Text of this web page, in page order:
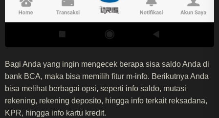
Bagi Anda yang ingin mengecek berapa sisa saldo Anda di
bank BCA, maka bisa memilih fitur m-info. Berikutnya Anda
bisa melihat berbagai opsi, seperti info saldo, mutasi
rekening, rekening deposito, hingga info terkait reksadana,
KPR, hingga info kartu kredit.